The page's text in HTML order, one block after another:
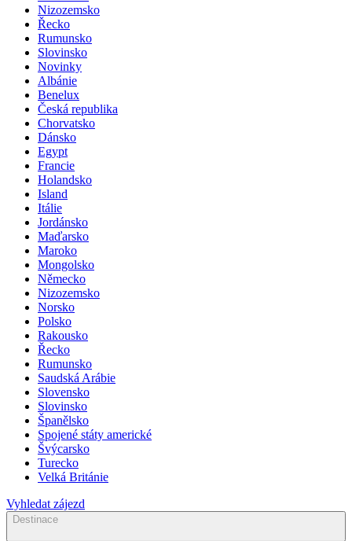
Nizozemsko
Řecko
Rumunsko
Slovinsko
Novinky
Albánie
Benelux
Česká republika
Chorvatsko
Dánsko
Egypt
Francie
Holandsko
Island
Itálie
Jordánsko
Maďarsko
Maroko
Mongolsko
Německo
Nizozemsko
Norsko
Polsko
Rakousko
Řecko
Rumunsko
Saudská Arábie
Slovensko
Slovinsko
Španělsko
Spojené státy americké
Švýcarsko
Turecko
Velká Británie
Vyhledat zájezd
Destinace